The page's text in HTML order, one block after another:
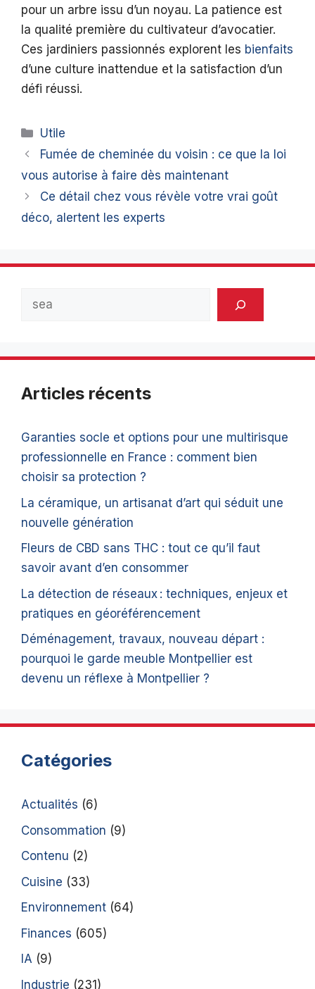
pour un arbre issu d’un noyau. La patience est
la qualité première du cultivateur d’avocatier.
Ces jardiniers passionnés explorent les bienfaits
d’une culture inattendue et la satisfaction d’un
défi réussi.
Catégories
Utile
Fumée de cheminée du voisin : ce que la loi
vous autorise à faire dès maintenant
Ce détail chez vous révèle votre vrai goût
déco, alertent les experts
Articles récents
Garanties socle et options pour une multirisque
professionnelle en France : comment bien
choisir sa protection ?
La céramique, un artisanat d’art qui séduit une
nouvelle génération
Fleurs de CBD sans THC : tout ce qu’il faut
savoir avant d’en consommer
La détection de réseaux : techniques, enjeux et
pratiques en géoréférencement
Déménagement, travaux, nouveau départ :
pourquoi le garde meuble Montpellier est
devenu un réflexe à Montpellier ?
Catégories
Actualités (6)
Consommation (9)
Contenu (2)
Cuisine (33)
Environnement (64)
Finances (605)
IA (9)
Industrie (231)